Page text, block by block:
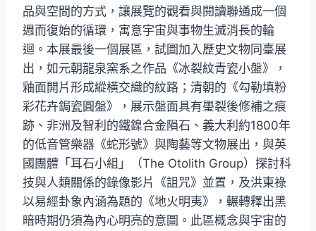
品與空間的方式，讓展覽的觀看與閱讀聯通成一個
週而復始的循環，寓意宇宙與事物生滅消長的輪
迴。本展最後一個展區，試圖加入歷史文物同臺展
出，如元朝龍泉窯系之作品《冰裂紋青瓷小盤》，
釉面開片形成縱橫交織的紋路；清朝的《勾勒填粉
彩花卉鋦瓷圓盤》，展示盤面具有璺裂後修補之痕
跡、非洲及智利的鐵鎳合金隕石、義大利約1800年
的低音管樂器《蛇形號》與陶藝等文物展出，與英
國團體「耳石小組」（The Otolith Group）探討科
技與人類關係的錄像影片《詛咒》並置，及洪東祿
以易經卦象內涵為題的《地火明夷》，輾轉釋出黑
暗時期仍須為內心明亮的意圖。此區概念與宇宙的